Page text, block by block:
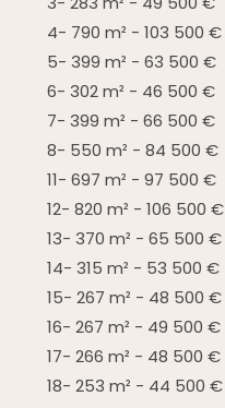
4- 790 m² - 103 500 €
5- 399 m² - 63 500 €
6- 302 m² - 46 500 €
7- 399 m² - 66 500 €
8- 550 m² - 84 500 €
11- 697 m² - 97 500 €
12- 820 m² - 106 500 €
13- 370 m² - 65 500 €
14- 315 m² - 53 500 €
15- 267 m² - 48 500 €
16- 267 m² - 49 500 €
17- 266 m² - 48 500 €
18- 253 m² - 44 500 €